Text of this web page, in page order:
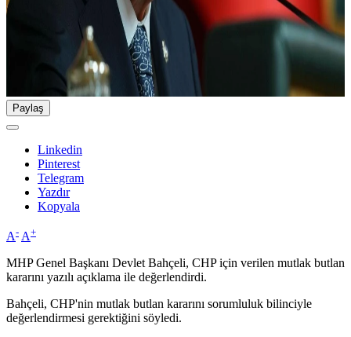
Paylaş
Linkedin
Pinterest
Telegram
Yazdır
Kopyala
A- A+
MHP Genel Başkanı Devlet Bahçeli, CHP için verilen mutlak butlan
kararını yazılı açıklama ile değerlendirdi.
Bahçeli, CHP'nin mutlak butlan kararını sorumluluk bilinciyle
değerlendirmesi gerektiğini söyledi.